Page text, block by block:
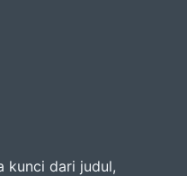
kunci dari judul,